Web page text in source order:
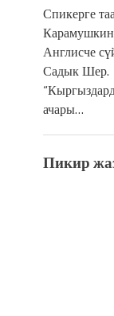
Спикерге
Англисче
Садык Шер.
ачары…
Пикир